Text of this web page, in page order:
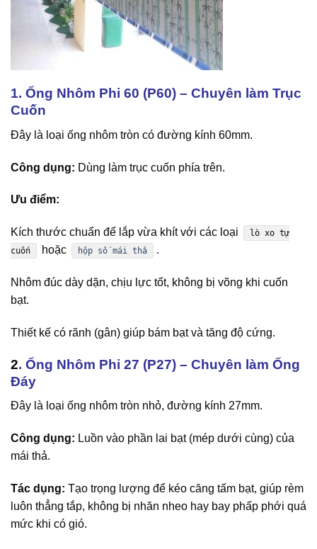
1. Ống Nhôm Phi 60 (P60) – Chuyên làm Trục
Cuốn
Đây là loại ống nhôm tròn có đường kính 60mm.
Công dụng: Dùng làm trục cuốn phía trên.
Ưu điểm:
Kích thước chuẩn để lắp vừa khít với các loại
lò xo tự
cuốn
hoặc hộp số mái thả .
Nhôm đúc dày dặn, chịu lực tốt, không bị võng khi cuốn
bạt.
Thiết kế có rãnh (gân) giúp bám bạt và tăng độ cứng.
2. Ống Nhôm Phi 27 (P27) – Chuyên làm Ống
Đáy
Đây là loại ống nhôm tròn nhỏ, đường kính 27mm.
Công dụng: Luồn vào phần lai bạt (mép dưới cùng) của
mái thả.
Tác dụng: Tạo trọng lượng để kéo căng tấm bạt, giúp rèm
luôn thẳng tắp, không bị nhăn nheo hay bay phấp phới quá
mức khi có gió.